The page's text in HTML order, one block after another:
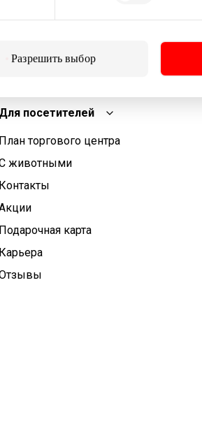
Разрешить выбор
Для посетителей
План торгового центра
животными
Контакты
Подарочная карта
Карьера